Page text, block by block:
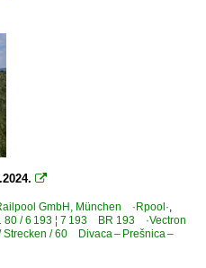

GmbH, München ·Rpool·,
80 / 6 193 ¦ 7 193 BR 193 ·Vectron
Strecken / 60 Divaca – Prešnica –